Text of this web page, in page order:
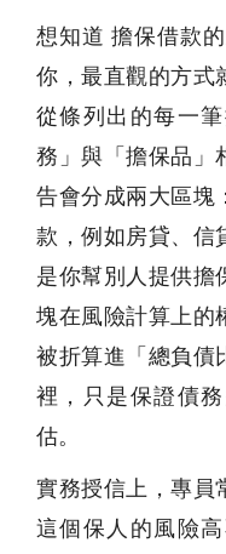
想知道 擔保借款
你，最直觀的方式
從條列出的每一
務」與「擔保品」
告會分成兩大區塊
款，例如房貸、信
是你幫別人提供擔
塊在風險計算上的
被折算進「總負債
裡，只是保證債
估。
實務授信上，專員
這個保人的風險